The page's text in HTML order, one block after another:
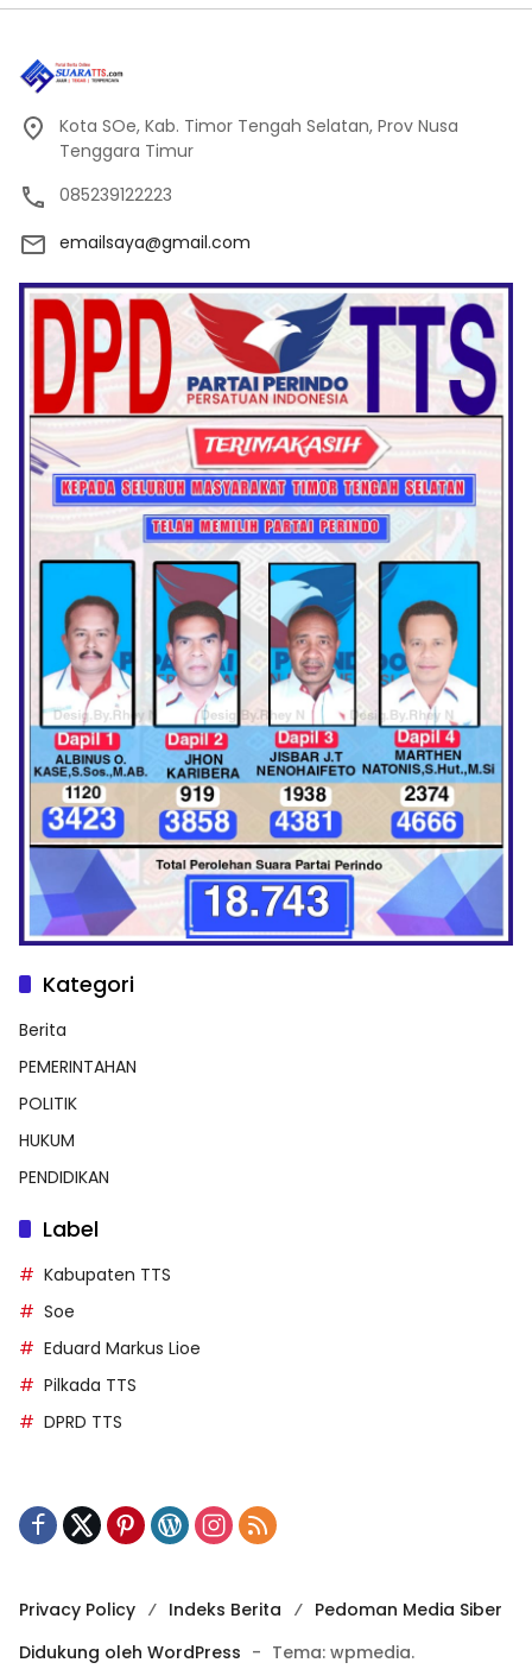
Kota SOe, Kab. Timor Tengah Selatan, Prov Nusa
Tenggara Timur
085239122223
emailsaya@gmail.com
Kategori
Berita
PEMERINTAHAN
POLITIK
HUKUM
PENDIDIKAN
Label
Kabupaten TTS
Soe
Eduard Markus Lioe
Pilkada TTS
DPRD TTS
Privacy Policy Indeks Berita
Pedoman Media Siber
Didukung oleh WordPress - Tema: wpmedia.